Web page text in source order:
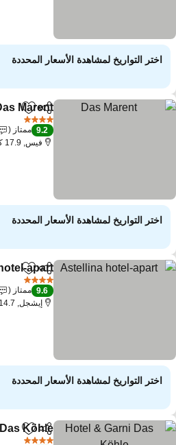
اختر التواريخ لمشاهدة الأسعار المحددة
مشاركة
Das Marent
9.2 ممتاز
فيس, 17.9 كم إلى Spiss
اختر التواريخ لمشاهدة الأسعار المحددة
مشاركة
apart
9.6 ممتاز
إيشجل, 14.7 كم إلى Spiss
اختر التواريخ لمشاهدة الأسعار المحددة
مشاركة
Köhle